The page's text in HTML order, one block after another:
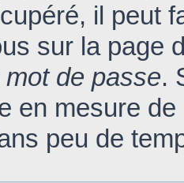
il peut
sur la page
de passe.
en mesure
peu de